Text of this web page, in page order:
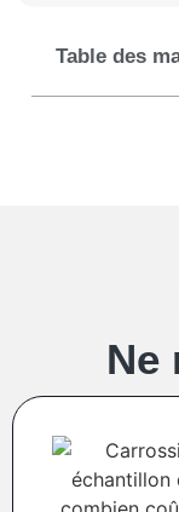
Table des
Ne